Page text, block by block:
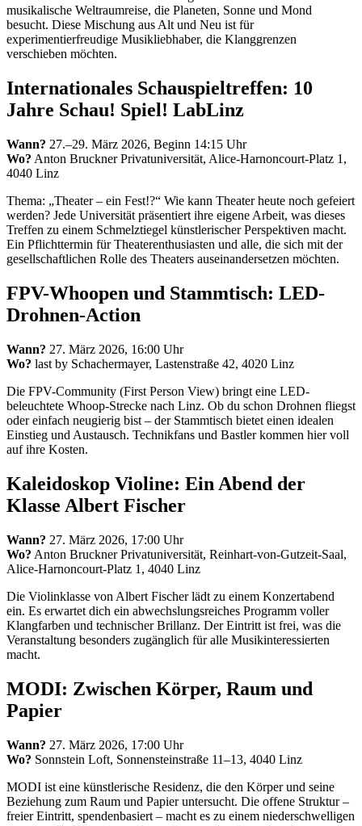
musikalische Weltraumreise, die Planeten, Sonne und Mond
besucht. Diese Mischung aus Alt und Neu ist für
experimentierfreudige Musikliebhaber, die Klanggrenzen
verschieben möchten.
Internationales Schauspieltreffen: 10
Jahre Schau! Spiel! LabLinz
Wann? 27.–29. März 2026, Beginn 14:15 Uhr
Wo? Anton Bruckner Privatuniversität, Alice-Harnoncourt-Platz 1,
4040 Linz
Thema: „Theater – ein Fest!?“ Wie kann Theater heute noch gefeiert
werden? Jede Universität präsentiert ihre eigene Arbeit, was dieses
Treffen zu einem Schmelztiegel künstlerischer Perspektiven macht.
Ein Pflichttermin für Theaterenthusiasten und alle, die sich mit der
gesellschaftlichen Rolle des Theaters auseinandersetzen möchten.
FPV-Whoopen und Stammtisch: LED-
Drohnen-Action
Wann? 27. März 2026, 16:00 Uhr
Wo? last by Schachermayer, Lastenstraße 42, 4020 Linz
Die FPV-Community (First Person View) bringt eine LED-
beleuchtete Whoop-Strecke nach Linz. Ob du schon Drohnen fliegst
oder einfach neugierig bist – der Stammtisch bietet einen idealen
Einstieg und Austausch. Technikfans und Bastler kommen hier voll
auf ihre Kosten.
Kaleidoskop Violine: Ein Abend der
Klasse Albert Fischer
Wann? 27. März 2026, 17:00 Uhr
Wo? Anton Bruckner Privatuniversität, Reinhart-von-Gutzeit-Saal,
Alice-Harnoncourt-Platz 1, 4040 Linz
Die Violinklasse von Albert Fischer lädt zu einem Konzertabend
ein. Es erwartet dich ein abwechslungsreiches Programm voller
Klangfarben und technischer Brillanz. Der Eintritt ist frei, was die
Veranstaltung besonders zugänglich für alle Musikinteressierten
macht.
MODI: Zwischen Körper, Raum und
Papier
Wann? 27. März 2026, 17:00 Uhr
Wo? Sonnstein Loft, Sonnensteinstraße 11–13, 4040 Linz
MODI ist eine künstlerische Residenz, die den Körper und seine
Beziehung zum Raum und Papier untersucht. Die offene Struktur –
freier Eintritt, spendenbasiert – macht es zu einem niederschwelligen